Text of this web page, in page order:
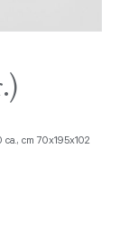
ca., cm 70x195x102